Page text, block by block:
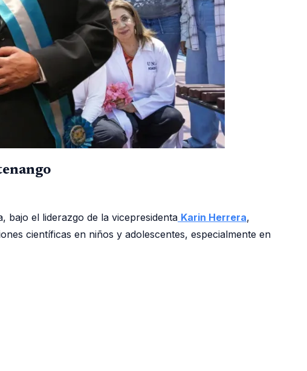
bajo el liderazgo de la vicepresidenta Karin Herrera,
científicas en niños y adolescentes, especialmente en